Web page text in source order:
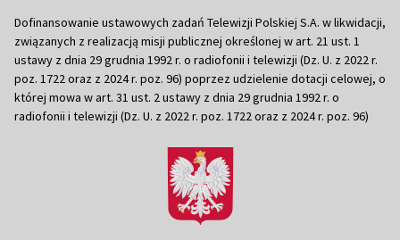
Dofinansowanie ustawowych zadań Telewizji Polskiej S.A. w likwidacji,
związanych z realizacją misji publicznej określonej w art. 21 ust. 1
ustawy z dnia 29 grudnia 1992 r. o radiofonii i telewizji (Dz. U. z 2022 r.
poz. 1722 oraz z 2024 r. poz. 96) poprzez udzielenie dotacji celowej, o
której mowa w art. 31 ust. 2 ustawy z dnia 29 grudnia 1992 r. o
radiofonii i telewizji (Dz. U. z 2022 r. poz. 1722 oraz z 2024 r. poz. 96)